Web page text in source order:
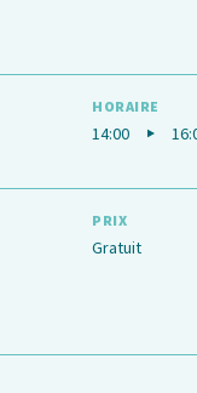
HORAIRE
14:00
PRIX
Gratuit